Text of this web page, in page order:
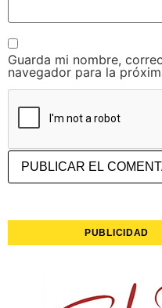
Guarda mi nombre,
navegador para la
PUBLICIDAD